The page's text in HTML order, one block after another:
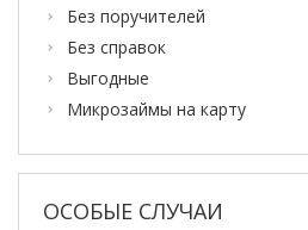
Без поручителей
Без справок
Выгодные
Микрозаймы на карту
ОСОБЫЕ СЛУЧАИ